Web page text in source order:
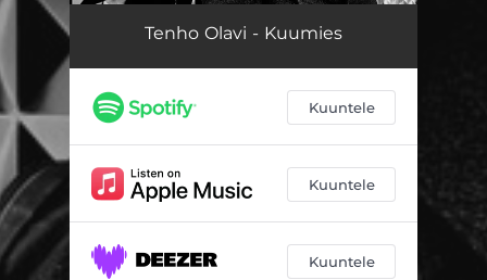
KuumiesTenho Olavi - Kuumies
Kuuntele
Kuuntele
Kuuntele